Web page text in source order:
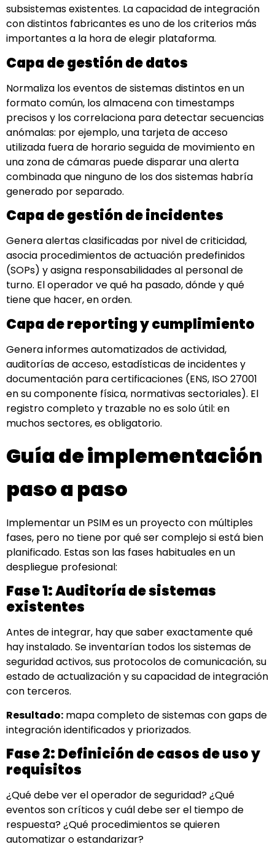
subsistemas existentes. La capacidad de integración
con distintos fabricantes es uno de los criterios más
importantes a la hora de elegir plataforma.
Capa de gestión de datos
Normaliza los eventos de sistemas distintos en un
formato común, los almacena con timestamps
precisos y los correlaciona para detectar secuencias
anómalas: por ejemplo, una tarjeta de acceso
utilizada fuera de horario seguida de movimiento en
una zona de cámaras puede disparar una alerta
combinada que ninguno de los dos sistemas habría
generado por separado.
Capa de gestión de incidentes
Genera alertas clasificadas por nivel de criticidad,
asocia procedimientos de actuación predefinidos
(SOPs) y asigna responsabilidades al personal de
turno. El operador ve qué ha pasado, dónde y qué
tiene que hacer, en orden.
Capa de reporting y cumplimiento
Genera informes automatizados de actividad,
auditorías de acceso, estadísticas de incidentes y
documentación para certificaciones (ENS, ISO 27001
en su componente física, normativas sectoriales). El
registro completo y trazable no es solo útil: en
muchos sectores, es obligatorio.
Guía de implementación
paso a paso
Implementar un PSIM es un proyecto con múltiples
fases, pero no tiene por qué ser complejo si está bien
planificado. Estas son las fases habituales en un
despliegue profesional:
Fase 1: Auditoría de sistemas
existentes
Antes de integrar, hay que saber exactamente qué
hay instalado. Se inventarían todos los sistemas de
seguridad activos, sus protocolos de comunicación, su
estado de actualización y su capacidad de integración
con terceros.
Resultado: mapa completo de sistemas con gaps de
integración identificados y priorizados.
Fase 2: Definición de casos de uso y
requisitos
¿Qué debe ver el operador de seguridad? ¿Qué
eventos son críticos y cuál debe ser el tiempo de
respuesta? ¿Qué procedimientos se quieren
automatizar o estandarizar?